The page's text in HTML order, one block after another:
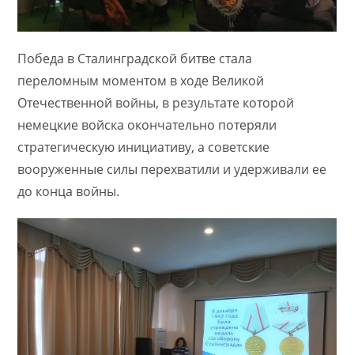
Победа в Сталинградской битве стала
переломным моментом в ходе Великой
Отечественной войны, в результате которой
немецкие войска окончательно потеряли
стратегическую инициативу, а советские
вооруженные силы перехватили и удерживали ее
до конца войны.